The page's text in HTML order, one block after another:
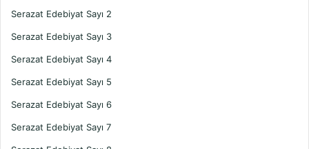
Serazat Edebiyat Sayı 2
Serazat Edebiyat Sayı 3
Serazat Edebiyat Sayı 4
Serazat Edebiyat Sayı 5
Serazat Edebiyat Sayı 6
Serazat Edebiyat Sayı 7